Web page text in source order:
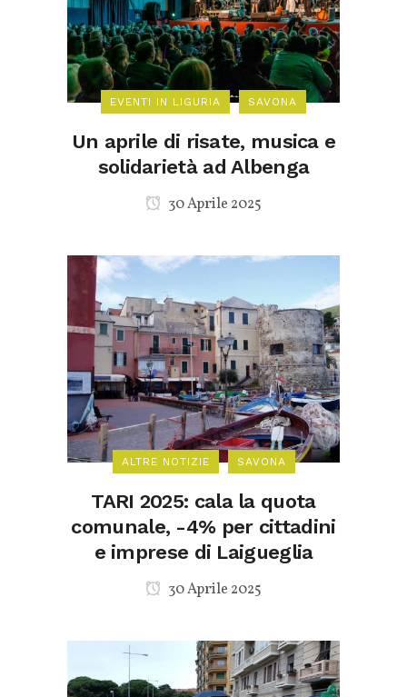
EVENTI IN LIGURIA SAVONA
Un aprile di risate, musica e
solidarietà ad Albenga
30 Aprile 2025
ALTRE NOTIZIE SAVONA
TARI 2025: cala la quota
comunale, -4% per cittadini
e imprese di Laigueglia
30 Aprile 2025